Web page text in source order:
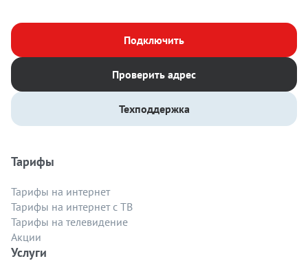
Подключить
Проверить адрес
Техподдержка
Тарифы
Тарифы на интернет
Тарифы на интернет с ТВ
Тарифы на телевидение
Акции
Услуги